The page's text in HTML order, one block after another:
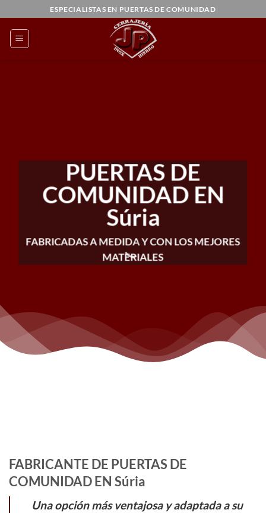
al
contenido
ESPECIALISTAS EN PUERTAS DE COMUNIDAD
PUERTAS DE
COMUNIDAD EN
Súria
FABRICADAS A MEDIDA Y CON LOS MEJORES
MATERIALES
FABRICANTE DE PUERTAS DE
COMUNIDAD EN Súria
Una opción más ventajosa y adaptada a su